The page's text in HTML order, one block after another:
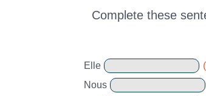
Complete these
Elle
Nous